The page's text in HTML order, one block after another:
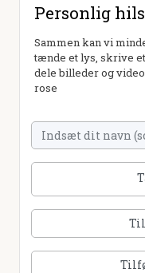
Personlig
Sammen kan vi
tænde et lys, skrive
dele billeder og
rose